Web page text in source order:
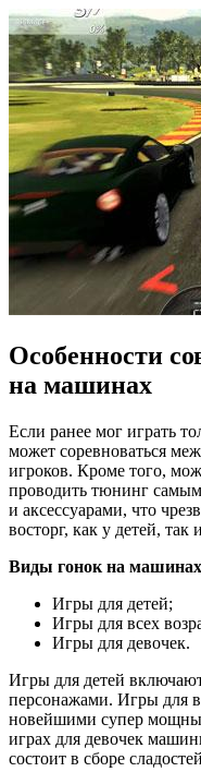
Особенности
на машинах
Если ранее мог играть
может соревноваться
игроков. Кроме того,
проводить тюнинг
и аксессуарами, что
восторг, как у детей, так
Виды гонок на
Игры для детей;
Игры для всех
Игры для девочек.
Игры для детей
персонажами. Игры для
новейшими супер
играх для девочек
состоит в сборе